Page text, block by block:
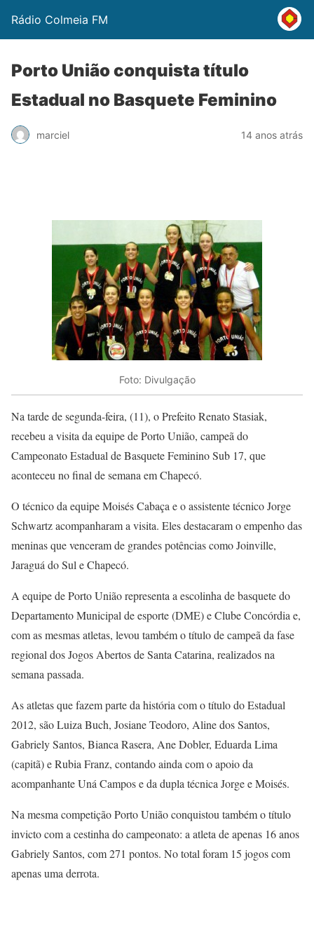
Rádio Colmeia FM
Porto União conquista título
Estadual no Basquete Feminino
marciel 14 anos atrás
Foto: Divulgação
Na tarde de segunda-feira, (11), o Prefeito Renato Stasiak,
recebeu a visita da equipe de Porto União, campeã do
Campeonato Estadual de Basquete Feminino Sub 17, que
aconteceu no final de semana em Chapecó.
O técnico da equipe Moisés Cabaça e o assistente técnico Jorge
Schwartz acompanharam a visita. Eles destacaram o empenho das
meninas que venceram de grandes potências como Joinville,
Jaraguá do Sul e Chapecó.
A equipe de Porto União representa a escolinha de basquete do
Departamento Municipal de esporte (DME) e Clube Concórdia e,
com as mesmas atletas, levou também o título de campeã da fase
regional dos Jogos Abertos de Santa Catarina, realizados na
semana passada.
As atletas que fazem parte da história com o título do Estadual
2012, são Luiza Buch, Josiane Teodoro, Aline dos Santos,
Gabriely Santos, Bianca Rasera, Ane Dobler, Eduarda Lima
(capitã) e Rubia Franz, contando ainda com o apoio da
acompanhante Uná Campos e da dupla técnica Jorge e Moisés.
Na mesma competição Porto União conquistou também o título
invicto com a cestinha do campeonato: a atleta de apenas 16 anos
Gabriely Santos, com 271 pontos. No total foram 15 jogos com
apenas uma derrota.